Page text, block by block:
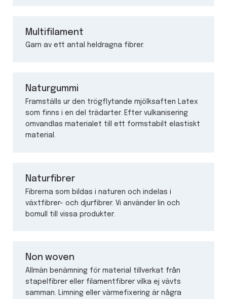
Multifilament
Garn av ett antal heldragna fibrer.
Naturgummi
Framställs ur den trögflytande mjölksaften Latex
som finns i en del trädarter. Efter vulkanisering
omvandlas materialet till ett formstabilt elastiskt
material.
Naturfibrer
Fibrerna som bildas i naturen och indelas i
växtfibrer- och djurfibrer. Vi använder lin och
bomull till vissa produkter.
Non woven
Allmän benämning för material tillverkat från
stapelfibrer eller filamentfibrer vilka ej vävts
samman. Limning eller värmefixering är några